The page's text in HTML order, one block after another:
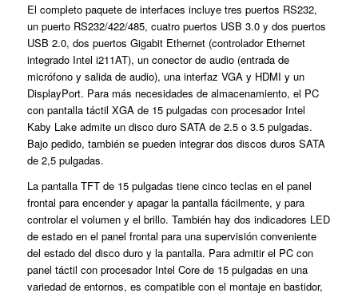
El completo paquete de interfaces incluye tres puertos RS232,
un puerto RS232/422/485, cuatro puertos USB 3.0 y dos puertos
USB 2.0, dos puertos Gigabit Ethernet (controlador Ethernet
integrado Intel i211AT), un conector de audio (entrada de
micrófono y salida de audio), una interfaz VGA y HDMI y un
DisplayPort. Para más necesidades de almacenamiento, el PC
con pantalla táctil XGA de 15 pulgadas con procesador Intel
Kaby Lake admite un disco duro SATA de 2.5 o 3.5 pulgadas.
Bajo pedido, también se pueden integrar dos discos duros SATA
de 2,5 pulgadas.
La pantalla TFT de 15 pulgadas tiene cinco teclas en el panel
frontal para encender y apagar la pantalla fácilmente, y para
controlar el volumen y el brillo. También hay dos indicadores LED
de estado en el panel frontal para una supervisión conveniente
del estado del disco duro y la pantalla. Para admitir el PC con
panel táctil con procesador Intel Core de 15 pulgadas en una
variedad de entornos, es compatible con el montaje en bastidor,